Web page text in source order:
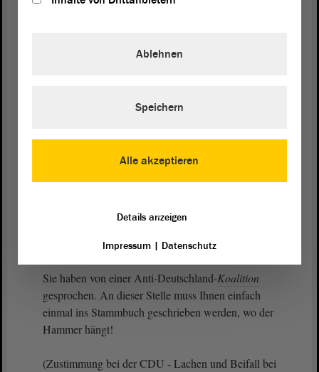
von Frank Otto Lizureck, AfD)
(Lachen bei und Zurufe von der AfD)
Sie haben von einer Anti-Deutschland-Koalition
gesprochen. An dieser Stelle muss Ihnen einfach
einmal ins Stammbuch geschrieben werden, wo der
Hammer hängt!
(Zustimmung bei der CDU - Lachen und Beifall bei
Alle akzeptieren
Ablehnen
Speichern
Details anzeigen
Impressum| Datenschutz